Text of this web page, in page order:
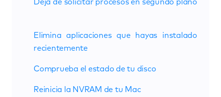
Deja de solicitar procesos en segundo plano
Elimina aplicaciones que hayas instalado
recientemente
Comprueba el estado de tu disco
Reinicia la NVRAM de tu Mac